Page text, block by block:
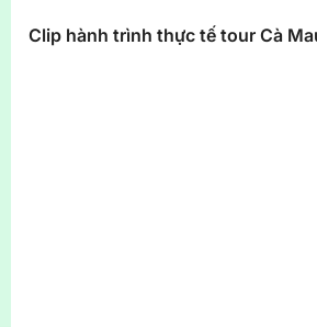
Clip hành trình thực tế tour Cà